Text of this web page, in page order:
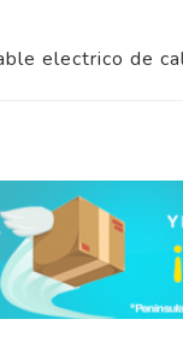
electrico de